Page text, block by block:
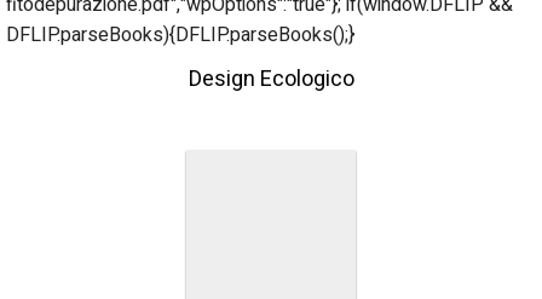
DFLIP.parseBooks){DFLIP.parseBooks();}
Design Ecologico